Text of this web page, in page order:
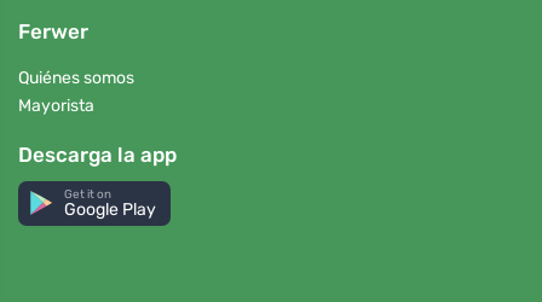
Ferwer
Quiénes somos
Mayorista
Descarga la app
Get it on
Google Play